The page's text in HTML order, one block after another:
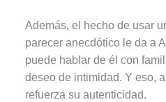
Además, el hecho de usar
parecer anecdótico le da a
puede hablar de él con
deseo de intimidad. Y eso,
refuerza su autenticidad.